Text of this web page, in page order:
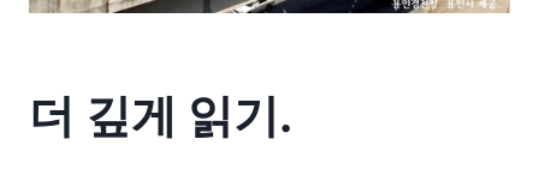
더 깊게 읽기.